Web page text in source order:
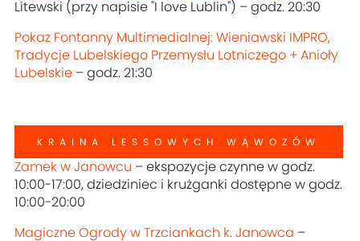
Litewski (przy napisie "I love Lublin") – godz. 20:30
Pokaz Fontanny Multimedialnej: Wieniawski IMPRO,
Tradycje Lubelskiego Przemysłu Lotniczego + Anioły
Lubelskie – godz. 21:30
KRAINA LESSOWYCH WĄWOZÓW
Zamek w Janowcu – ekspozycje czynne w godz.
10:00-17:00, dziedziniec i krużganki dostępne w godz.
10:00-20:00
Magiczne Ogrody w Trzciankach k. Janowca –